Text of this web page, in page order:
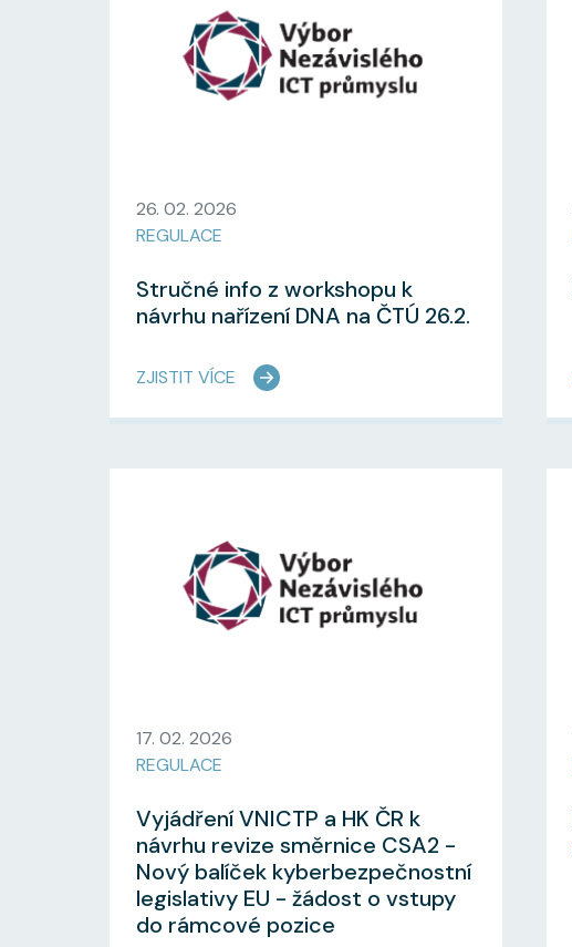
26. 02. 2026
REGULACE
Stručné info z workshopu k
návrhu nařízení DNA na ČTÚ 26.2.
ZJISTIT VÍCE
17. 02. 2026
REGULACE
Vyjádření VNICTP a HK ČR k
návrhu revize směrnice CSA2 -
Nový balíček kyberbezpečnostní
legislativy EU - žádost o vstupy
do rámcové pozice